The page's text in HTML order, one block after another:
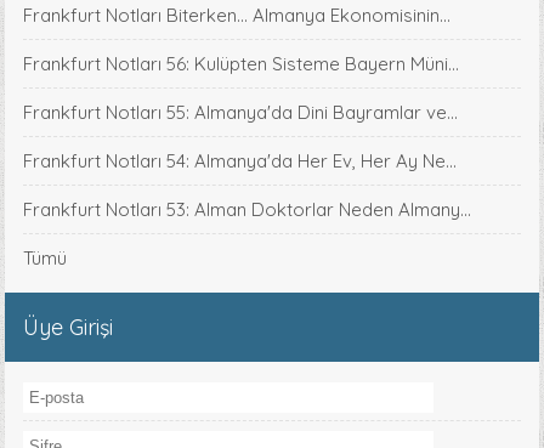
Frankfurt Notları Biterken... Almanya Ekonomisinin...
Frankfurt Notları 56: Kulüpten Sisteme Bayern Müni...
Frankfurt Notları 55: Almanya'da Dini Bayramlar ve...
Frankfurt Notları 54: Almanya'da Her Ev, Her Ay Ne...
Frankfurt Notları 53: Alman Doktorlar Neden Almany...
Tümü
Üye Girişi